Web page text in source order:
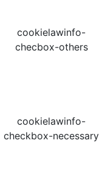
cookielawinfo-
checbox-others
cookielawinfo-
checkbox-necessary